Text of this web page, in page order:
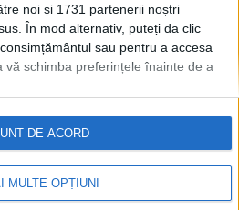
noi și 1731 partenerii noștri
În mod alternativ, puteți da clic
sau pentru a accesa
vă schimba preferințele înainte de a
orice moment, revenind la acest site
din partea de jos a
MULTE OPȚIUNI
DE ACORD
FM